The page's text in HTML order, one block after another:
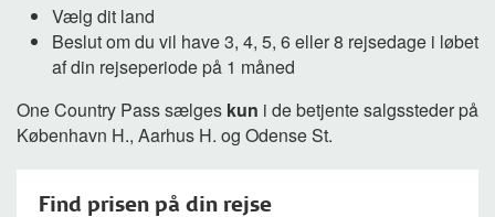
Vælg dit land
Beslut om du vil have 3, 4, 5, 6 eller 8 rejsedage i løbet
af din rejseperiode på 1 måned
One Country Pass sælges kun i de betjente salgssteder på
København H., Aarhus H. og Odense St.
Find prisen på din rejse